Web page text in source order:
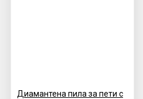
Диамантена пила за пети с